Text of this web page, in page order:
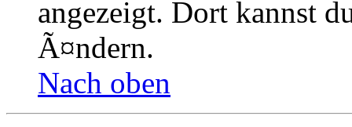
angezeigt. Dort kannst
Ã¤ndern.
Nach oben